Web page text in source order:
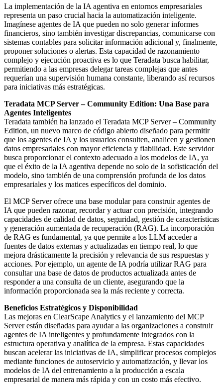
La implementación de la IA agentiva en entornos empresariales
representa un paso crucial hacia la automatización inteligente.
Imagínese agentes de IA que pueden no solo generar informes
financieros, sino también investigar discrepancias, comunicarse con
sistemas contables para solicitar información adicional y, finalmente,
proponer soluciones o alertas. Esta capacidad de razonamiento
complejo y ejecución proactiva es lo que Teradata busca habilitar,
permitiendo a las empresas delegar tareas complejas que antes
requerían una supervisión humana constante, liberando así recursos
para iniciativas más estratégicas.
Teradata MCP Server – Community Edition: Una Base para
Agentes Inteligentes
Teradata también ha lanzado el Teradata MCP Server – Community
Edition, un nuevo marco de código abierto diseñado para permitir
que los agentes de IA y los usuarios consulten, analicen y gestionen
datos empresariales con mayor eficiencia y fiabilidad. Este servidor
busca proporcionar el contexto adecuado a los modelos de IA, ya
que el éxito de la IA agentiva depende no solo de la sofisticación del
modelo, sino también de una comprensión profunda de los datos
empresariales y los matices específicos del dominio.
El MCP Server ofrece una base modular para construir agentes de
IA que pueden razonar, recordar y actuar con precisión, integrando
capacidades de calidad de datos, seguridad, gestión de características
y generación aumentada de recuperación (RAG). La incorporación
de RAG es fundamental, ya que permite a los LLM acceder a
fuentes de datos externas y actualizadas en tiempo real, lo que
mejora drásticamente la precisión y relevancia de sus respuestas y
acciones. Por ejemplo, un agente de IA podría utilizar RAG para
consultar una base de datos de productos actualizada antes de
responder a una consulta de un cliente, asegurando que la
información proporcionada sea la más reciente y correcta.
Beneficios Estratégicos y Disponibilidad
Las mejoras en ClearScape Analytics y el lanzamiento del MCP
Server están diseñadas para ayudar a las organizaciones a construir
agentes de IA inteligentes y profundamente integrados con la
estructura operativa y analítica de la empresa. Estas capacidades
buscan acelerar las iniciativas de IA, simplificar procesos complejos
mediante funciones de autoservicio y automatización, y llevar los
modelos de IA del entrenamiento a la producción a escala
empresarial de manera más rápida y con un costo más efectivo.